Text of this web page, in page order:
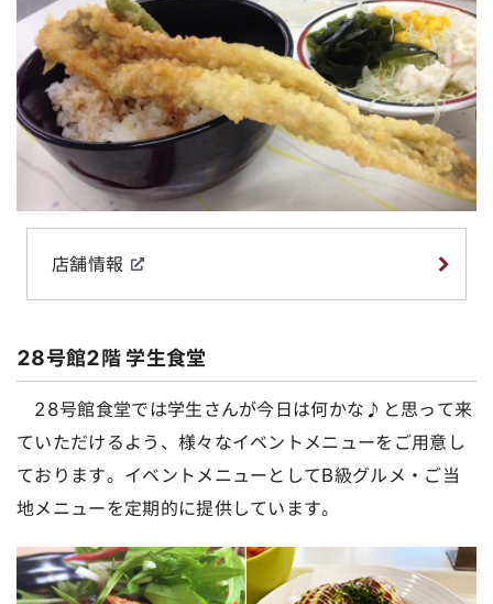
店舗情報
28号館2階 学生食堂
28号館食堂では学生さんが今日は何かな♪と思って来
ていただけるよう、様々なイベントメニューをご用意し
ております。イベントメニューとしてB級グルメ・ご当
地メニューを定期的に提供しています。